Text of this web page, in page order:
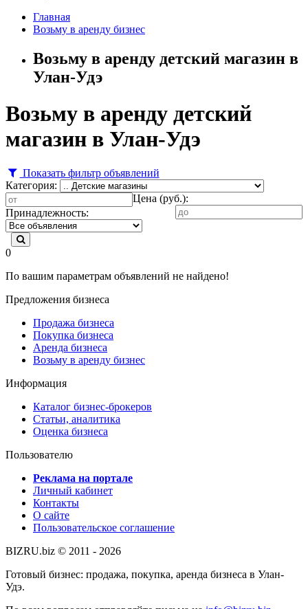
Главная
Возьму в аренду бизнес
Возьму в аренду детский магазин в
Улан-Удэ
Возьму в аренду детский
магазин в Улан-Удэ
Показать фильтр объявлений
Категория:
Цена (руб.):
Принадлежность:
0
По вашим параметрам объявлений не найдено!
Предложения бизнеса
Продажа бизнеса
Покупка бизнеса
Аренда бизнеса
Возьму в аренду бизнес
Информация
Каталог бизнес-брокеров
Статьи, аналитика
Оценка бизнеса
Пользователю
Реклама на портале
Личный кабинет
Контакты
О сайте
Пользовательское соглашение
BIZRU.biz © 2011 - 2026
Готовый бизнес: продажа, покупка, аренда бизнеса в Улан-
Удэ.